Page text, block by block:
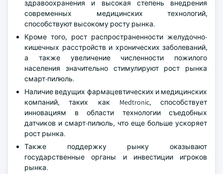
здравоохранения и высокая степень внедрения
современных медицинских технологий,
способствуют высокому росту рынка.
Кроме того, рост распространенности желудочно-
кишечных расстройств и хронических заболеваний,
а также увеличение численности пожилого
населения значительно стимулируют рост рынка
смарт-пилюль.
Наличие ведущих фармацевтических и медицинских
компаний, таких как Medtronic, способствует
инновациям в области технологии съедобных
датчиков и смарт-пилюль, что еще больше ускоряет
рост рынка.
Также поддержку рынку оказывают
государственные органы и инвестиции игроков
рынка.